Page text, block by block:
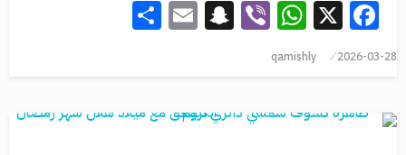
Facebook
X
WhatsApp
Viber
Snapchat
Email
2026-03-28
qamishly